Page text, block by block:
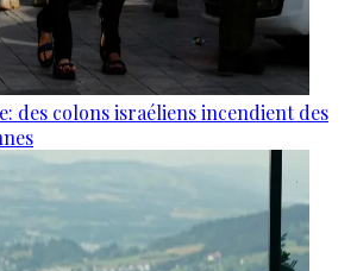
des colons israéliens incendient des